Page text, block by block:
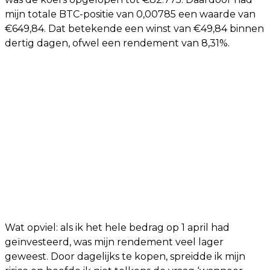
mijn totale BTC-positie van 0,00785 een waarde van
€649,84. Dat betekende een winst van €49,84 binnen
dertig dagen, ofwel een rendement van 8,31%.
Wat opviel: als ik het hele bedrag op 1 april had
geïnvesteerd, was mijn rendement veel lager
geweest. Door dagelijks te kopen, spreidde ik mijn